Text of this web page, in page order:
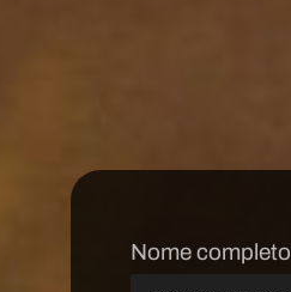
Nome completo